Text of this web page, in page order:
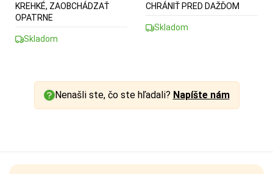
KREHKÉ, ZAOBCHÁDZAŤ
OPATRNE
Skladom
CHRÁNIŤ PRED DAŽĎOM
Skladom
Nenašli ste, čo ste hľadali? Napíšte nám